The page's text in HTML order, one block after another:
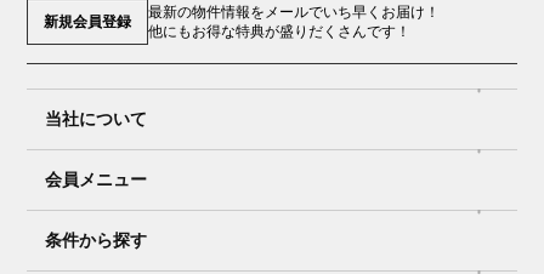
新規会員登録
最新の物件情報をメールでいち早くお届け！
他にもお得な特典が盛りだくさんです！
当社について
会員メニュー
条件から探す